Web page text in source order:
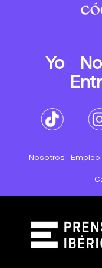
Yo
Nosotros Empleo